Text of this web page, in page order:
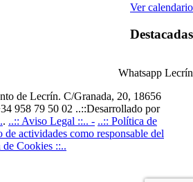
Ver calendario
Destacadas
Whatsapp Lecrín
de Lecrín. C/Granada, 20, 18656
958 79 50 02 ..::Desarrollado por
. ..:: Aviso Legal ::.. - ..:: Política de
de actividades como responsable del
de Cookies ::..